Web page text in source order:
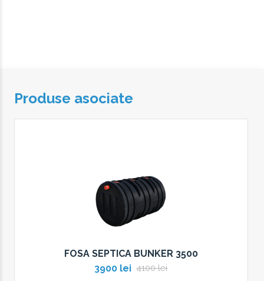
Produse asociate
FOSA SEPTICA BUNKER 3500
4100 lei
3900 lei